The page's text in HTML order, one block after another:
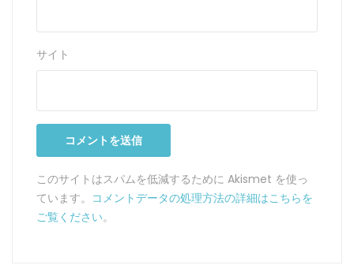
サイト
このサイトはスパムを低減するために Akismet を使っ
ています。 コメントデータの処理方法の詳細はこちらを
ご覧ください。